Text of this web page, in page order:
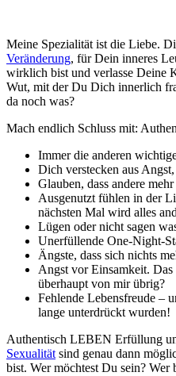
Meine Spezialität ist die Liebe.
Veränderung, für Dein inneres
wirklich bist und verlasse Deine
Wut, mit der Du Dich innerlich
da noch was?
Mach endlich Schluss mit:
Immer die anderen
Dich verstecken aus
Glauben, dass andere
Ausgenutzt fühlen in der
nächsten Mal wird alles
Lügen oder nicht sagen
Unerfüllende One-Night-
Ängste, dass sich nichts
Angst vor Einsamkeit.
überhaupt von mir übrig?
Fehlende Lebensfreude –
lange unterdrückt wurden!
Authentisch LEBEN Erfüllung
Sexualität sind genau dann
bist. Wer möchtest Du sein? Wer